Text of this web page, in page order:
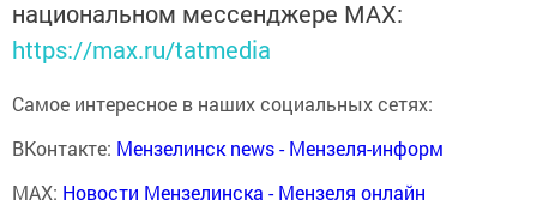
национальном мессенджере MАХ:
https://max.ru/tatmedia
Самое интересное в наших социальных сетях:
ВКонтакте: Мензелинск news - Мензеля-информ
MAX: Новости Мензелинска - Мензеля онлайн